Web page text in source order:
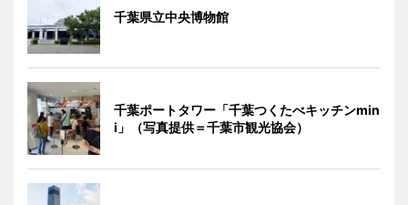
千葉県立中央博物館
千葉ポートタワー「千葉つくたべキッチンmin
i」（写真提供＝千葉市観光協会）